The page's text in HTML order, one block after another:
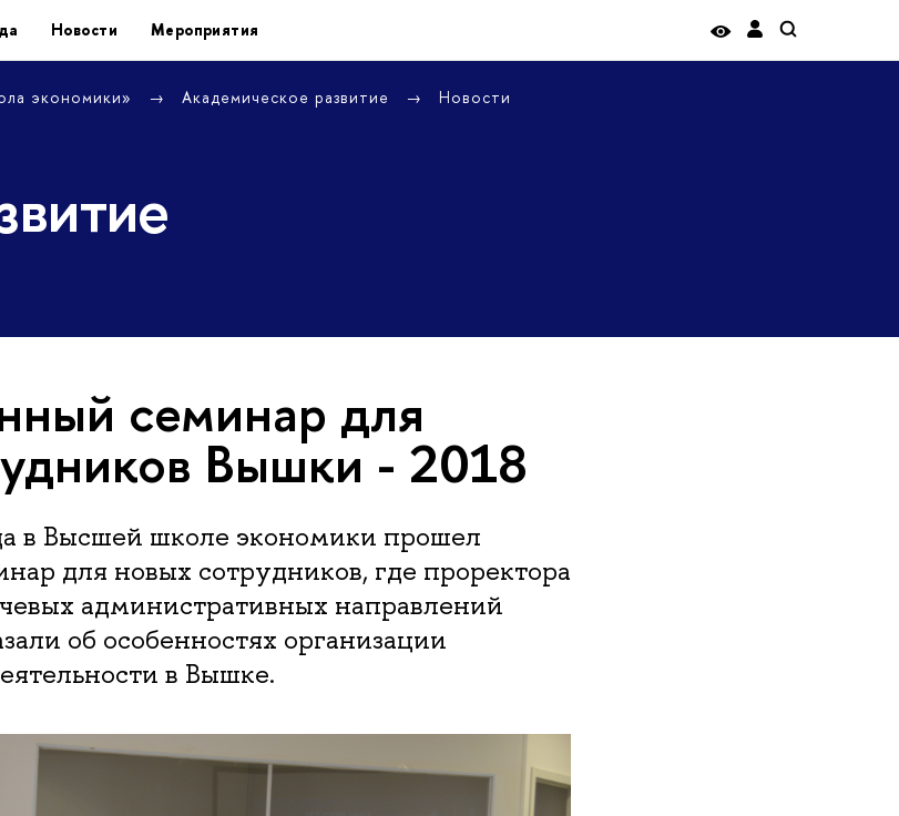
Новости Мероприятия
экономики» Академическое развитие Новости
семинар для
Вышки - 2018
в Высшей школе экономики прошел
для новых сотрудников, где проректора
административных направлений
об особенностях организации
в Вышке.